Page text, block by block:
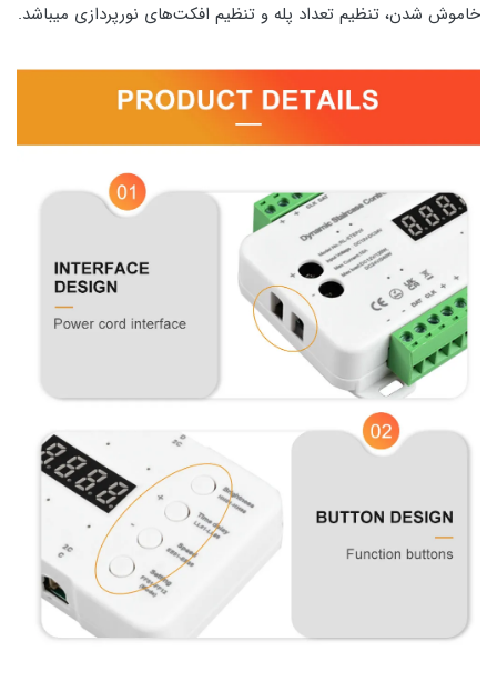
خاموش شدن، تنظیم تعداد پله و تنظیم افکت‌های نورپردازی میباشد.